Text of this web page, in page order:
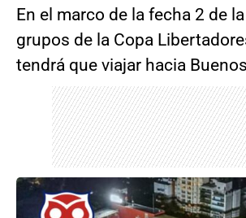
En el marco de la fecha 2 de
grupos de la Copa
tendrá que viajar hacia